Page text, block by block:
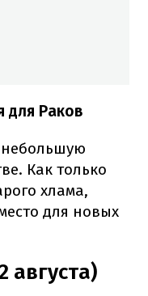
для Раков
небольшую
Как только
хлама,
для новых
августа)